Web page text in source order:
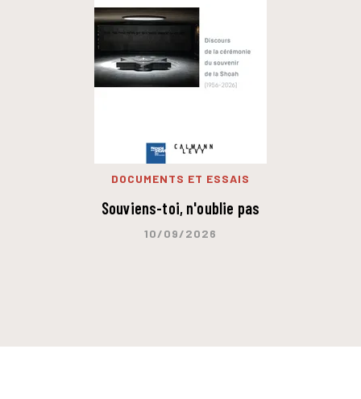
DOCUMENTS ET ESSAIS
Souviens-toi, n'oublie pas
10/09/2026